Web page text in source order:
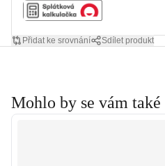
Přidat ke srovnání Sdílet produkt
Mohlo by se vám